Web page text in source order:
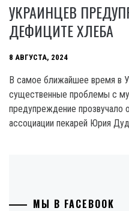
УКРАИНЦЕВ
ДЕФИЦИТЕ ХЛЕБА
8 АВГУСТА, 2024
В самое ближайшее время в
существенные проблемы с
предупреждение прозвучало
ассоциации пекарей Юрия
МЫ В FACEBOOK